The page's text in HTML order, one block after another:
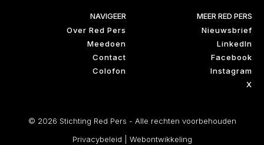
NAVIGEER
Over Red Pers
Meedoen
Contact
Colofon
MEER RED PERS
Nieuwsbrief
LinkedIn
Facebook
Instagram
X
© 2026 Stichting Red Pers - Alle rechten voorbehouden
Privacybeleid
Webontwikkeling